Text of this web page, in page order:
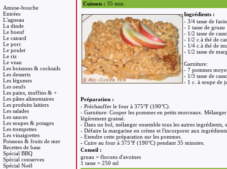
Amuse-bouche
Entrées
L'agneau
La dinde
Le boeuf
Le canard
Le porc
Le poulet
Le riz
Le veau
Les boissons & cocktails
Les desserts
Les légumes
Les oeufs
Les pains, muffins & +
Les pâtes alimentaires
Les produits laitiers
Les salades
Les sauces
Les soupes & potages
Les trempettes
Les vinaigrettes
Poissons & fruits de mer
Recettes de base
Spécial BBQ
Spécial conserves
Spécial Noël
Cuisson : 35 min.
Ingrédients :
- 3/4 tasse de
- 1 tasse de gruau
- 1/2 tasse de
- 1/2 c.à thé de
- 1/4 c.à thé de
- 1/2 tasse de
Garniture:
- 7 pommes
- 1/3 tasse de
- 1 c. à soupe de
Préparation :
- Préchauffer le four à 375°F (190°C).
- Garniture: Couper les pommes en petits morceaux.
légèrement graissé.
- Dans un bol, mélanger ensemble tous les autres ingrédients,
- Défaire la margarine en crème et l'incorporer aux ingrédients
- Etendre cette préparation sur les pommes.
- Cuire au four à 375°F (190°C) pendant 35 minutes.
Conseil :
gruau = flocons d'avoines
1 tasse = 250 ml